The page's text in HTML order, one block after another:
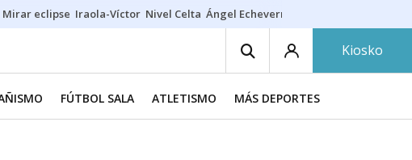
Mirar eclipse Iraola-Víctor Nivel Celta Ángel Echeverría
Kiosko
FÚTBOL SALA ATLETISMO MÁS DEPORTES